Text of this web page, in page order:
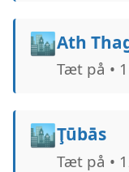
🏙️Ath
Tæt på •
🏙️Ţūbās
Tæt på •